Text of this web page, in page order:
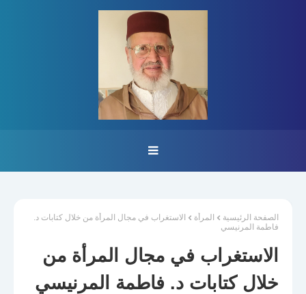
الصفحة الرئيسية المرأة
الاستغراب في مجال المرأة من خلال كتابات د.
فاطمة المرنيسي
الاستغراب في مجال المرأة من
خلال كتابات د. فاطمة المرنيسي